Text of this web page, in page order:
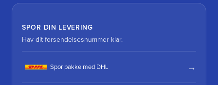
SPOR DIN LEVERING
Hav dit forsendelsesnummer klar.
Spor pakke med DHL